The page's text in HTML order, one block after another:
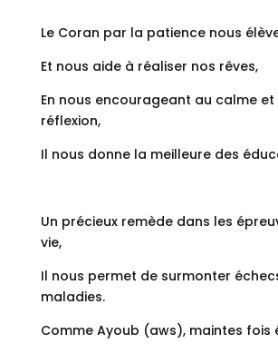
Le Coran par la patience nous
Et nous aide à réaliser nos rêves,
En nous encourageant au calme et
réflexion,
Il nous donne la meilleure des
Un précieux remède dans les
vie,
Il nous permet de surmonter
maladies.
Comme Ayoub (aws), maintes fois